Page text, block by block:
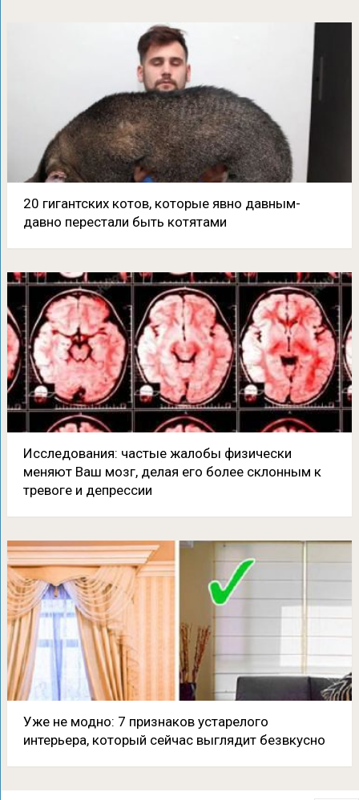
20 гигантских котов, которые явно давным-
давно перестали быть котятами
Исследования: частые жалобы физически
меняют Ваш мозг, делая его более склонным к
тревоге и депрессии
Уже не модно: 7 признаков устарелого
интерьера, который сейчас выглядит безвкусно